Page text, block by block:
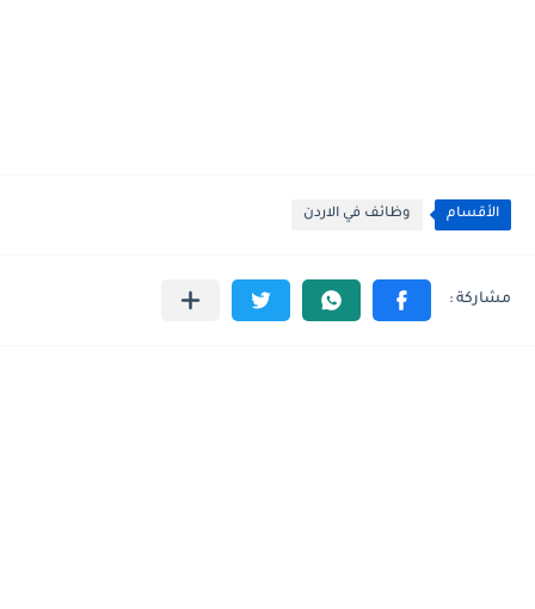
الأقسام وظائف في الاردن